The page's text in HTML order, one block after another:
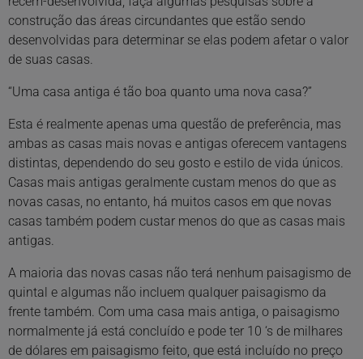
construção das áreas circundantes que estão sendo
desenvolvidas para determinar se elas podem afetar o valor
de suas casas.
“Uma casa antiga é tão boa quanto uma nova casa?”
Esta é realmente apenas uma questão de preferência, mas
ambas as casas mais novas e antigas oferecem vantagens
distintas, dependendo do seu gosto e estilo de vida únicos.
Casas mais antigas geralmente custam menos do que as
novas casas, no entanto, há muitos casos em que novas
casas também podem custar menos do que as casas mais
antigas.
A maioria das novas casas não terá nenhum paisagismo de
quintal e algumas não incluem qualquer paisagismo da
frente também. Com uma casa mais antiga, o paisagismo
normalmente já está concluído e pode ter 10 ‘s de milhares
de dólares em paisagismo feito, que está incluído no preço